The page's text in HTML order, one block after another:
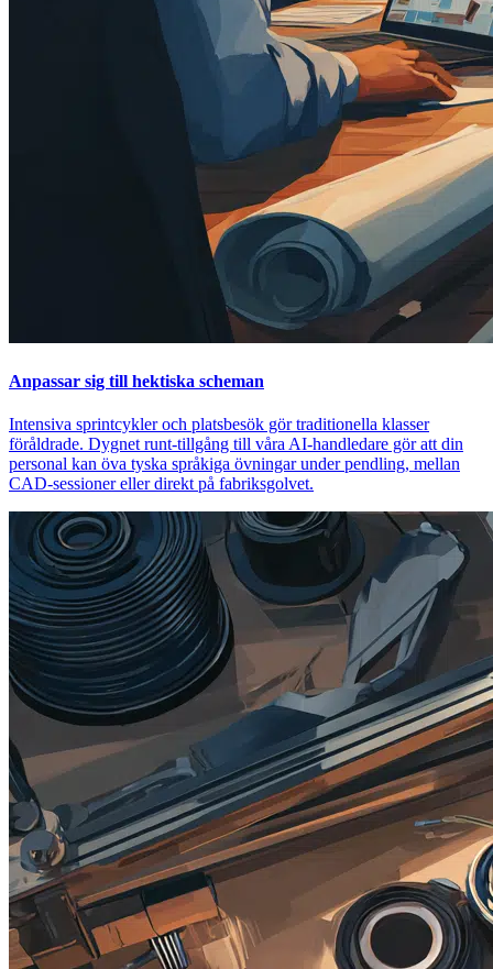
Anpassar sig till hektiska scheman
Intensiva sprintcykler och platsbesök gör traditionella klasser
föråldrade. Dygnet runt-tillgång till våra AI-handledare gör att din
personal kan öva tyska språkiga övningar under pendling, mellan
CAD-sessioner eller direkt på fabriksgolvet.